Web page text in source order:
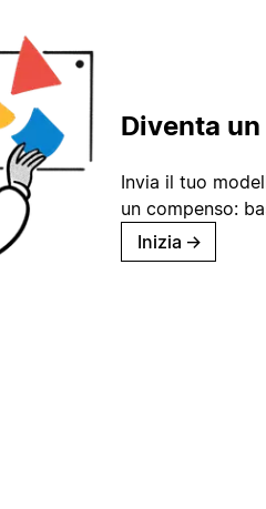
Diventa
Invia il tuo
un compenso:
Inizia →